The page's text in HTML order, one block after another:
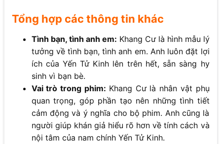
Tổng hợp các thông tin khác
Tình bạn, tình anh em: Khang Cư là hình mẫu lý
tưởng về tình bạn, tình anh em. Anh luôn đặt lợi
ích của Yến Tử Kinh lên trên hết, sẵn sàng hy
sinh vì bạn bè.
Vai trò trong phim: Khang Cư là nhân vật phụ
quan trọng, góp phần tạo nên những tình tiết
cảm động và ý nghĩa cho bộ phim. Anh cũng là
người giúp khán giả hiểu rõ hơn về tính cách và
nội tâm của nam chính Yến Tử Kinh.